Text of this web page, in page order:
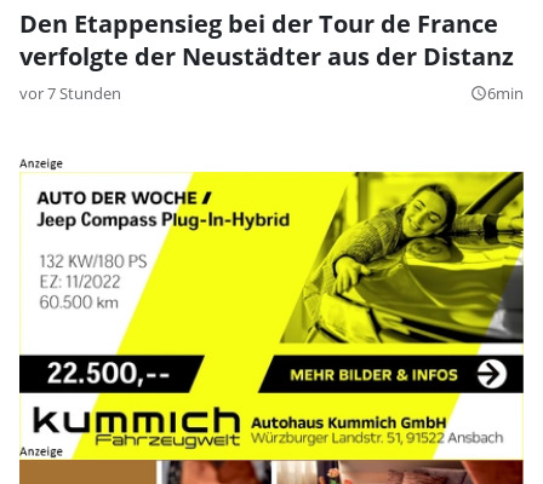
Den Etappensieg bei der Tour de France
verfolgte der Neustädter aus der Distanz
vor 7 Stunden query_builder6min